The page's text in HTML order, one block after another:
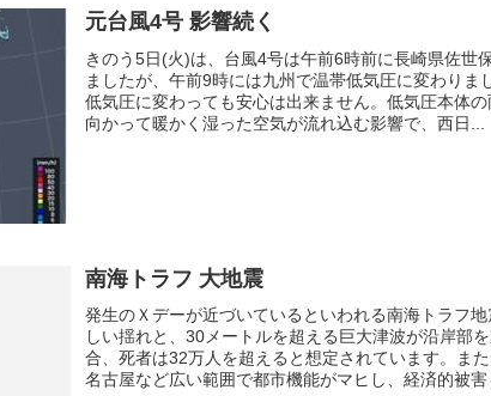
元台風4号 影響続く
きのう5日(火)は、台風4号は午前6時前に長崎県佐世
ましたが、午前9時には九州で温帯低気圧に変わりま
低気圧に変わっても安心は出来ません。低気圧本体
向かって暖かく湿った空気が流れ込む影響で、西日...
南海トラフ 大地震
発生のＸデーが近づいているといわれる南海トラフ
しい揺れと、30メートルを超える巨大津波が沿岸部
合、死者は32万人を超えると想定されています。また
名古屋など広い範囲で都市機能がマヒし、経済的被害